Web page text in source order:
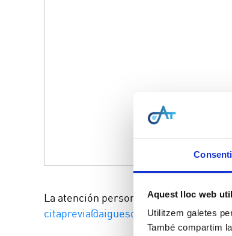
Aquest lloc web
Utilitzem galetes
També compartim
La atención personal en nuestras
citaprevia@aiguesdegirsst.como